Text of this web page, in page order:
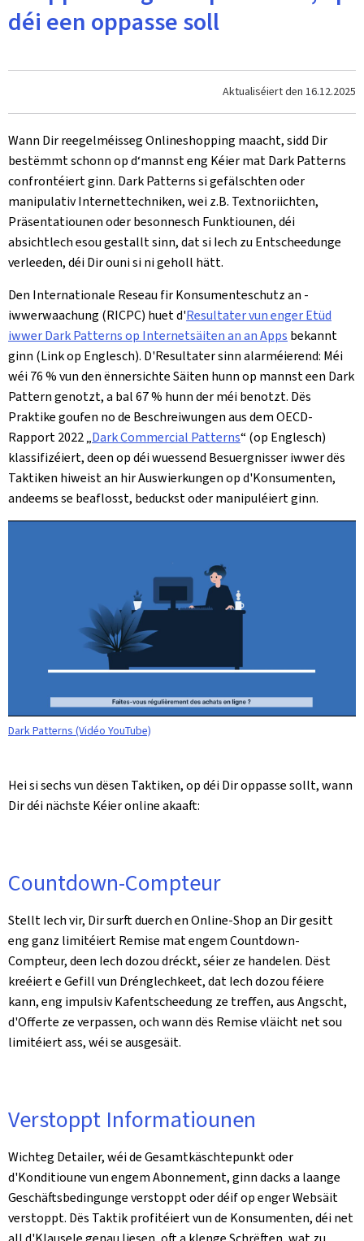
déi een oppasse soll
Aktualiséiert den 16.12.2025
Wann Dir reegelméisseg Onlineshopping maacht, sidd Dir
bestëmmt schonn op d‘mannst eng Kéier mat Dark Patterns
confrontéiert ginn. Dark Patterns si gefälschten oder
manipulativ Internettechniken, wei z.B. Textnoriichten,
Präsentatiounen oder besonnesch Funktiounen, déi
absichtlech esou gestallt sinn, dat si Iech zu Entscheedunge
verleeden, déi Dir ouni si ni geholl hätt.
Den Internationale Reseau fir Konsumenteschutz an -
iwwerwaachung (RICPC) huet d'Resultater vun enger Etüd
iwwer Dark Patterns op Internetsäiten an an Apps bekannt
ginn (Link op Englesch). D'Resultater sinn alarméierend: Méi
wéi 76 % vun den ënnersichte Säiten hunn op mannst een Dark
Pattern genotzt, a bal 67 % hunn der méi benotzt. Dës
Praktike goufen no de Beschreiwungen aus dem OECD-
Rapport 2022 „Dark Commercial Patterns“ (op Englesch)
klassifizéiert, deen op déi wuessend Besuergnisser iwwer dës
Taktiken hiweist an hir Auswierkungen op d'Konsumenten,
andeems se beaflosst, beduckst oder manipuléiert ginn.
Dark Patterns (Vidéo YouTube)
Hei si sechs vun dësen Taktiken, op déi Dir oppasse sollt, wann
Dir déi nächste Kéier online akaaft:
Countdown-Compteur
Stellt Iech vir, Dir surft duerch en Online-Shop an Dir gesitt
eng ganz limitéiert Remise mat engem Countdown-
Compteur, deen Iech dozou dréckt, séier ze handelen. Dëst
kreéiert e Gefill vun Drénglechkeet, dat Iech dozou féiere
kann, eng impulsiv Kafentscheedung ze treffen, aus Angscht,
d'Offerte ze verpassen, och wann dës Remise vläicht net sou
limitéiert ass, wéi se ausgesäit.
Verstoppt Informatiounen
Wichteg Detailer, wéi de Gesamtkäschtepunkt oder
d'Konditioune vun engem Abonnement, ginn dacks a laange
Geschäftsbedingunge verstoppt oder déif op enger Websäit
verstoppt. Dës Taktik profitéiert vun de Konsumenten, déi net